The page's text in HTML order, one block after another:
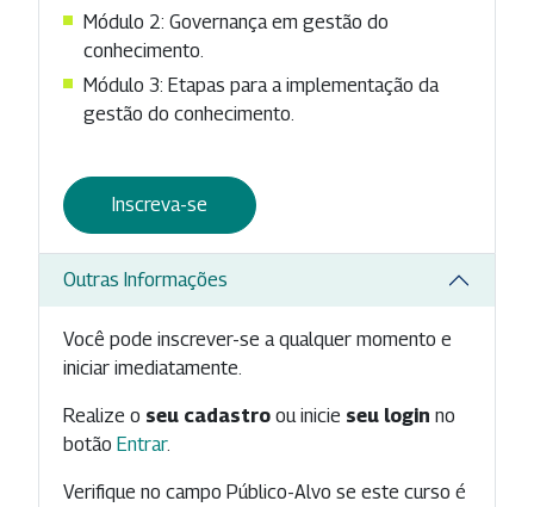
Módulo 2: Governança em gestão do
conhecimento.
Módulo 3: Etapas para a implementação da
gestão do conhecimento.
Inscreva-se
Outras Informações
Você pode inscrever-se a qualquer momento e
iniciar imediatamente.
Realize o seu cadastro ou inicie seu login no
botão Entrar.
Verifique no campo Público-Alvo se este curso é